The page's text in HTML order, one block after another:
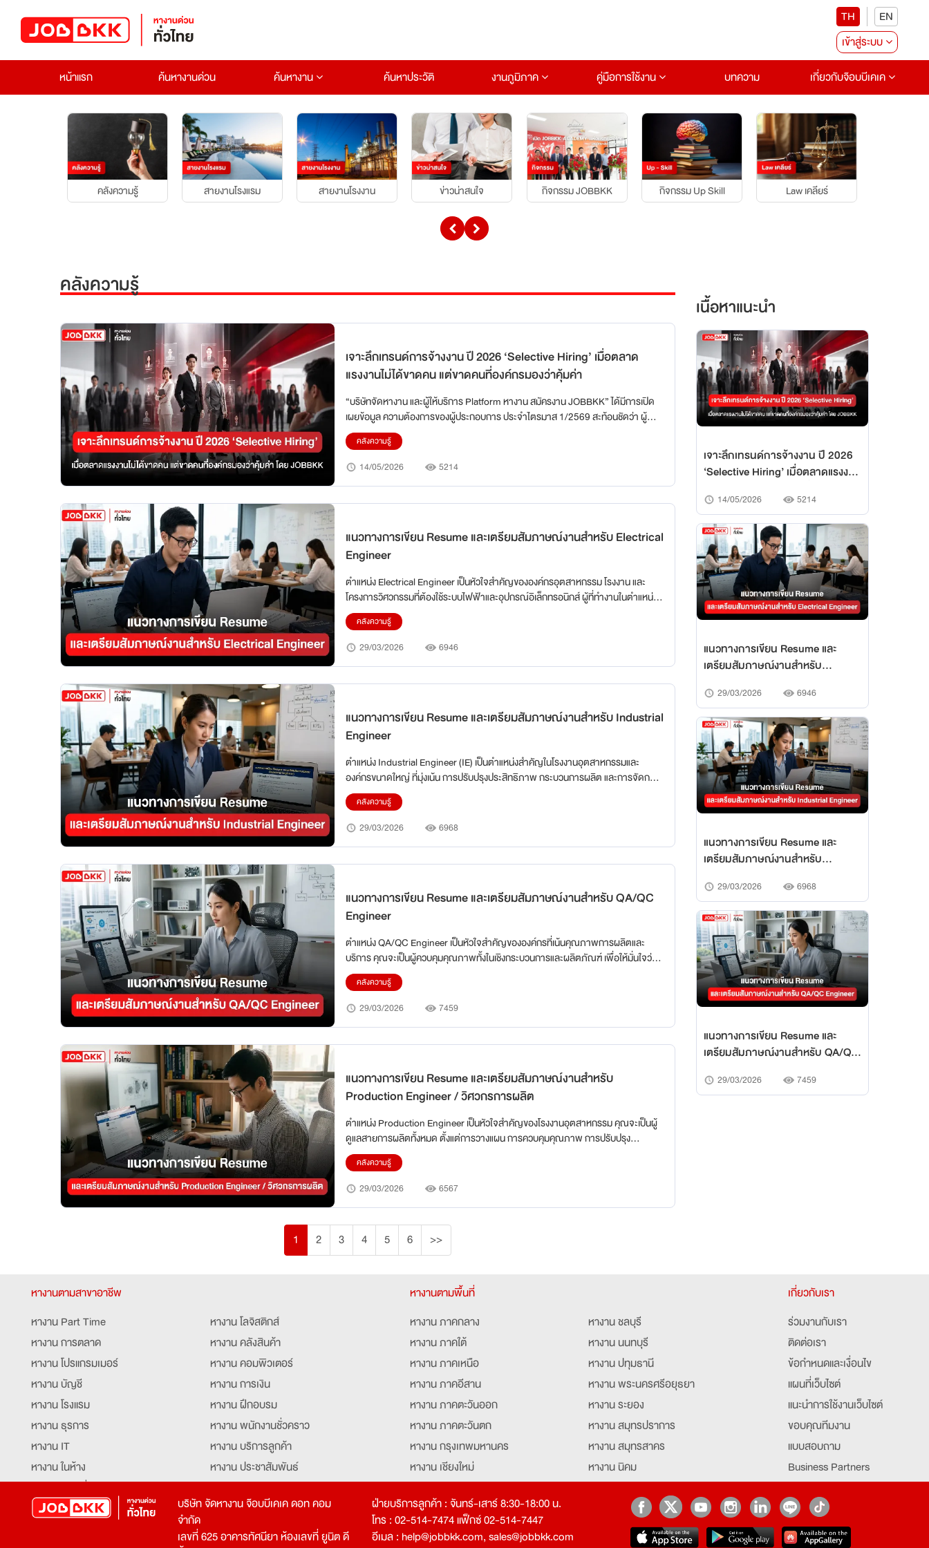
TH
EN
เข้าสู่ระบบ
หน้าแรก
ค้นหางานด่วน ค้นหางาน ค้นหาประวัติ งานภูมิภาค คู่มือการใช้งาน บทความ เกี่ยวกับจ๊อบบีเคเค
คลังความรู้ สายงานโรงแรม สายงานโรงงาน ข่าวน่าสนใจ กิจกรรม JOBBKK กิจกรรม Up Skill Law เคลียร์
คลังความรู้
เจาะลึกเทรนด์การจ้างงาน ปี 2026 ‘Selective Hiring’ เมื่อตลาด
แรงงานไม่ได้ขาดคน แต่ขาดคนที่องค์กรมองว่าคุ้มค่า
“บริษัทจัดหางาน และผู้ให้บริการ Platform หางาน สมัครงาน JOBBKK” ได้มีการเปิด
เผยข้อมูล ความต้องการของผู้ประกอบการ ประจำไตรมาส 1/2569 สะท้อนชัดว่า ผู้
ประกอบการได้เปลี่ยนผ่านจากการจ้างงานแบบดั้งเดิมสู่การยอมจ่าย ‘ค่าตัวพรีเมียม’
เพื่อดึงดูดกลุ่ม Specialist เข้ามาเป็นหัวหอกในการพาธุรกิจให้อยู่รอด
คลังความรู้
14/05/2026 5214
แนวทางการเขียน Resume และเตรียมสัมภาษณ์งานสำหรับ Electrical
Engineer
ตำแหน่ง Electrical Engineer เป็นหัวใจสำคัญขององค์กรอุตสาหกรรม โรงงาน และ
โครงการวิศวกรรมที่ต้องใช้ระบบไฟฟ้าและอุปกรณ์อิเล็กทรอนิกส์ ผู้ที่ทำงานในตำแหน่งนี้
จะรับผิดชอบ การออกแบบ ติดตั้ง บำรุงรักษา และตรวจสอบระบบไฟฟ้าและควบคุม
อัตโนมัติ เพื่อให้ระบบทำงานได้อย่างปลอดภัยและมีประสิทธิภาพ บทความนี้ถูกออกแบบ
เป็นคู่มือเจาะลึกสำหรับผู้สมัครทุกระดับ ตั้งแต่ Junior ถึง Senior ครอบคลุมตั้งแต่การ
สร้าง Resume ให้โดดเด่นไปจนถึงการเตรียมตัวสัมภาษณ์เชิงเทคนิคและ Behavioral
คลังความรู้
29/03/2026 6946
แนวทางการเขียน Resume และเตรียมสัมภาษณ์งานสำหรับ Industrial
Engineer
ตำแหน่ง Industrial Engineer (IE) เป็นตำแหน่งสำคัญในโรงงานอุตสาหกรรมและ
องค์กรขนาดใหญ่ ที่มุ่งเน้น การปรับปรุงประสิทธิภาพ กระบวนการผลิต และการจัดการ
ทรัพยากร ให้เกิดผลลัพธ์สูงสุด IE ไม่เพียงแค่ดูแลการผลิต แต่ต้องวิเคราะห์ workflow,
ลด waste, เพิ่ม productivity และออกแบบระบบที่เหมาะสมกับทรัพยากรทั้งคนและ
เครื่องจักร บทความนี้ถูกออกแบบเป็นคู่มือเจาะลึกสำหรับผู้สมัครทุกระดับ ตั้งแต่ Junior
ถึง Senior ครอบคลุมตั้งแต่การสร้าง Resume ให้โดดเด่นไปจนถึงการเตรียมตัว
คลังความรู้
29/03/2026 6968
แนวทางการเขียน Resume และเตรียมสัมภาษณ์งานสำหรับ QA/QC
Engineer
ตำแหน่ง QA/QC Engineer เป็นหัวใจสำคัญขององค์กรที่เน้นคุณภาพการผลิตและ
บริการ คุณจะเป็นผู้ควบคุมคุณภาพทั้งในเชิงกระบวนการและผลิตภัณฑ์ เพื่อให้มั่นใจว่า
สินค้าหรือบริการมีคุณภาพตามมาตรฐาน ISO, GMP, IATF หรือมาตรฐาน
อุตสาหกรรมอื่น ๆ งานนี้ไม่ใช่แค่การตรวจสอบ แต่ต้องสามารถ วิเคราะห์ข้อมูล ปรับปรุง
กระบวนการ และลดความเสี่ยงเชิงคุณภาพ บทความนี้ถูกออกแบบเป็นคู่มือเจาะลึก
สำหรับผู้สมัครทุกระดับ ตั้งแต่ Junior ถึง Senior ครอบคลุมตั้งแต่การสร้าง Resume
คลังความรู้
29/03/2026 7459
แนวทางการเขียน Resume และเตรียมสัมภาษณ์งานสำหรับ
Production Engineer / วิศวกรการผลิต
ตำแหน่ง Production Engineer เป็นหัวใจสำคัญของโรงงานอุตสาหกรรม คุณจะเป็นผู้
ดูแลสายการผลิตทั้งหมด ตั้งแต่การวางแผน การควบคุมคุณภาพ การปรับปรุง
ประสิทธิภาพ ไปจนถึงการลดต้นทุนและ downtime งานนี้ไม่ใช่แค่การดูแลเครื่องจักร แต่
ต้องเข้าใจ ระบบการผลิตทั้งระบบ และสามารถสร้างผลลัพธ์เชิงตัวเลขได้จริง บทความนี้
ออกแบบเป็นคู่มือเจาะลึกสำหรับผู้สมัครทุกระดับ ตั้งแต่ Junior ถึง Senior โดย
ครอบคลุมตั้งแต่การเขียน Resume ให้โดดเด่นไปจนถึงการเตรียมตัวสัมภาษณ์เชิง
คลังความรู้
29/03/2026 6567
1 2 3 4 5 6 >>
เนื้อหาแนะนำ
เจาะลึกเทรนด์การจ้างงาน ปี 2026
‘Selective Hiring’ เมื่อตลาดแรงงาน
ว่าคุ้มค่า
14/05/2026 5214
แนวทางการเขียน Resume และ
เตรียมสัมภาษณ์งานสำหรับ
29/03/2026 6946
แนวทางการเขียน Resume และ
เตรียมสัมภาษณ์งานสำหรับ
29/03/2026 6968
แนวทางการเขียน Resume และ
เตรียมสัมภาษณ์งานสำหรับ QA/QC
29/03/2026 7459
หางานตามสาขาอาชีพ
หางาน Part Time
หางาน การตลาด
หางาน โปรแกรมเมอร์
หางาน บัญชี
หางาน โรงแรม
หางาน ธุรการ
หางาน IT
หางาน ในห้าง
หางาน จัดซื้อ
หางาน โลจิสติกส์
หางาน คลังสินค้า
หางาน คอมพิวเตอร์
หางาน การเงิน
หางาน ฝึกอบรม
หางาน พนักงานชั่วคราว
หางาน บริการลูกค้า
หางาน ประชาสัมพันธ์
หางาน ประสานงาน
หางาน จองตั๋ว
หางานตามพื้นที่
หางาน ภาคกลาง
หางาน ภาคใต้
หางาน ภาคเหนือ
หางาน ภาคอีสาน
หางาน ภาคตะวันออก
หางาน ภาคตะวันตก
หางาน กรุงเทพมหานคร
หางาน เชียงใหม่
หางาน ชลบุรี
หางาน นนทบุรี
หางาน ปทุมธานี
หางาน พระนครศรีอยุธยา
หางาน ระยอง
หางาน สมุทรปราการ
หางาน สมุทรสาคร
หางาน นิคม
เกี่ยวกับเรา
ร่วมงานกับเรา
ติดต่อเรา
ข้อกำหนดและเงื่อนไข
แผนที่เว็บไซต์
แนะนำการใช้งานเว็บไซต์
ขอบคุณทีมงาน
แบบสอบถาม
Business Partners
Job Index
Company Index
บริษัท จัดหางาน จ๊อบบีเคเค ดอท คอม
จำกัด
เลขที่ 625 อาคารทัศนียา ห้องเลขที่ ยูนิต ดี
ฝ่ายบริการลูกค้า : จันทร์-เสาร์ 8:30-18:00 น.
โทร : 02-514-7474 แฟ็กซ์ 02-514-7447
อีเมล : help@jobbkk.com,sales@jobbkk.com